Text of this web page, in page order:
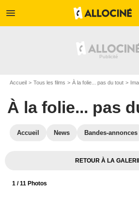
menu
Accueil Tous les films À la folie... pas du tout
À la folie... pas
Accueil News Bandes-annonces
RETOUR À LA
1 / 11 Photos